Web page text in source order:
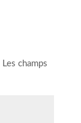
Les champs